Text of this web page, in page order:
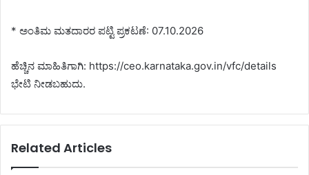
* ಅಂತಿಮ ಮತದಾರರ ಪಟ್ಟಿ ಪ್ರಕಟಣೆ: 07.10.2026
ಹೆಚ್ಚಿನ ಮಾಹಿತಿಗಾಗಿ: https://ceo.karnataka.gov.in/vfc/details
ಭೇಟಿ ನೀಡಬಹುದು.
Related Articles